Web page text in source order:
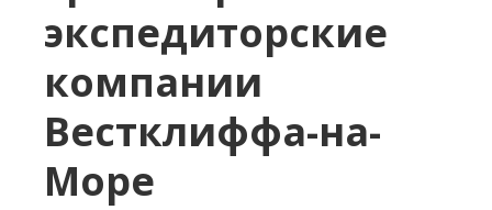
экспедиторские
компании
Вестклиффа-на-
Море